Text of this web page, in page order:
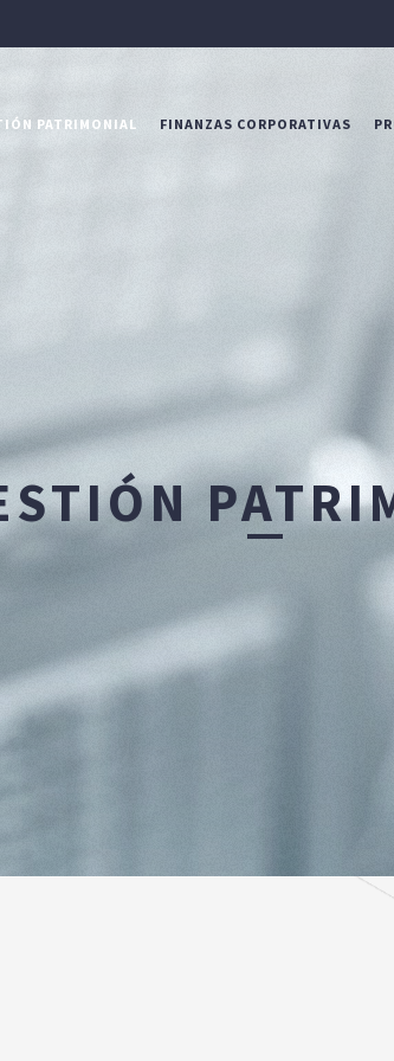
PATRIMONIAL FINANZAS CORPORATIVAS